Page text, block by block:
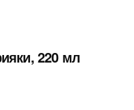
220 мл